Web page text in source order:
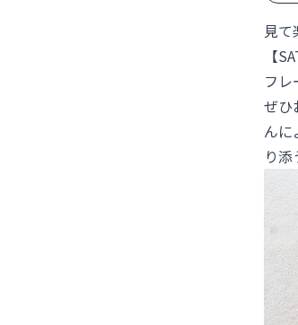
見て
【
フレ
ぜひ
んに
り